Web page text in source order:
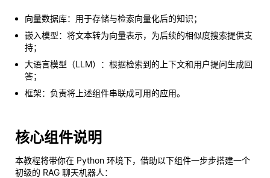
向量数据库：用于存储与检索向量化后的知识；
嵌入模型：将文本转为向量表示，为后续的相似度搜索提供支
持；
大语言模型（LLM）：根据检索到的上下文和用户提问生成回
答；
框架：负责将上述组件串联成可用的应用。
核心组件说明
本教程将带你在 Python 环境下，借助以下组件一步步搭建一个
初级的 RAG 聊天机器人：